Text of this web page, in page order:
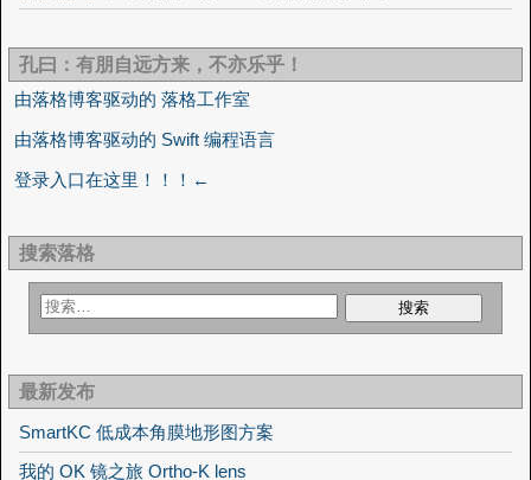
孔曰：有朋自远方来，不亦乐乎！
由落格博客驱动的 落格工作室
由落格博客驱动的 Swift 编程语言
登录入口在这里！！！←
搜索落格
最新发布
SmartKC 低成本角膜地形图方案
我的 OK 镜之旅 Ortho-K lens